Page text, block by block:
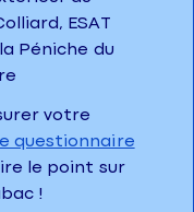
ESAT
Péniche du
votre
questionnaire
le point sur
!